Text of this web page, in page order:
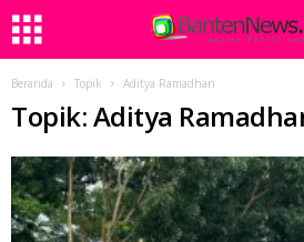
Beranda Topik Aditya Ramadhan
Topik: Aditya